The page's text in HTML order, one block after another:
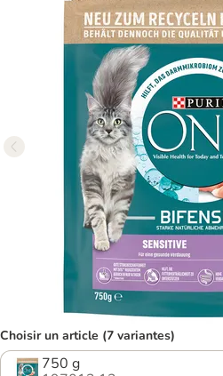
Choisir un article (7 variantes)
750 g